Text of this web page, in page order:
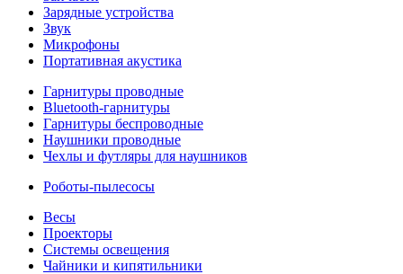
Зарядные устройства
Звук
Микрофоны
Портативная акустика
Гарнитуры проводные
Bluetooth-гарнитуры
Гарнитуры беспроводные
Наушники проводные
Чехлы и футляры для наушников
Роботы-пылесосы
Весы
Проекторы
Системы освещения
Чайники и кипятильники